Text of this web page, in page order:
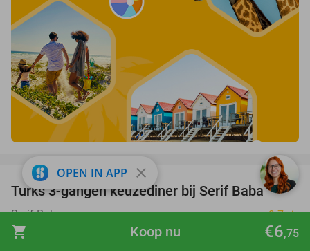
shopping_cart €6,75
Koop nu
44%
favorite_border
Turks 3-gangen keuzediner bij Serif Baba
Serif Baba 9.7star
Nijmegen
OPEN IN APP close